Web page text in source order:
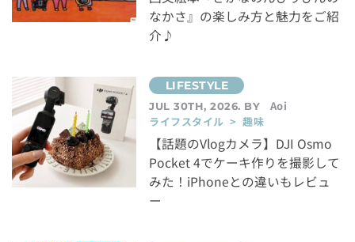
なかさ』の楽しみ方と魅力をご紹
介♪
JUL 30TH, 2026. BY
Aoi
ライフスタイル > 趣味
【話題のVlogカメラ】DJI Osmo
Pocket 4でケーキ作りを撮影して
みた！iPhoneとの違いもレビュ
ー